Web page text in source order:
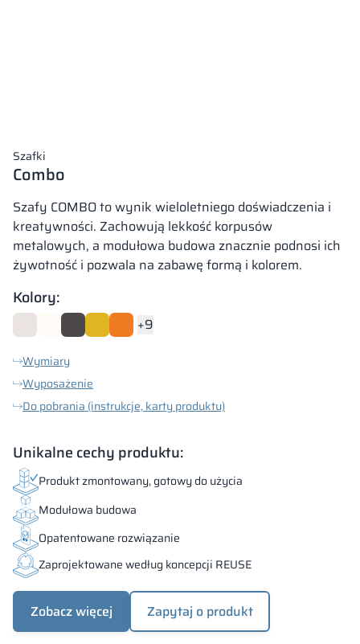
Szafki
Combo
Szafy COMBO to wynik wieloletniego doświadczenia i
kreatywności. Zachowują lekkość korpusów
metalowych, a modułowa budowa znacznie podnosi ich
żywotność i pozwala na zabawę formą i kolorem.
Kolory:
+9
Wymiary
Wyposażenie
Do pobrania (instrukcje, karty produktu)
Unikalne cechy produktu:
Produkt zmontowany, gotowy do użycia
Modułowa budowa
Opatentowane rozwiązanie
Zaprojektowane według koncepcji REUSE
Zobacz więcej Zapytaj o produkt